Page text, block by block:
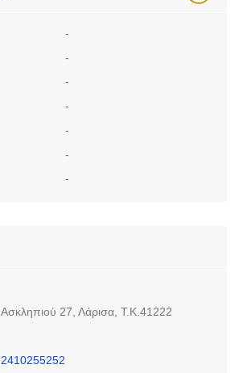
-
-
-
-
-
-
-
Ασκληπιού 27, Λάρισα, Τ.Κ.41222
2410255252